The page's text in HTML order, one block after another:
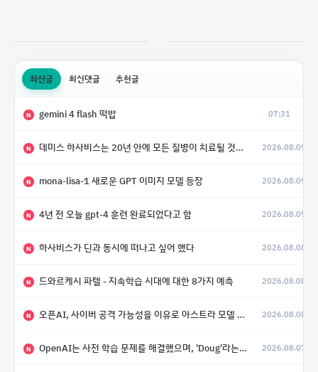
최신글 최신댓글 추천글
N gemini 4 flash 떡밥 07:31
N 데미스 하사비스는 20년 안에 모든 질병이 치료될 것으로 예상한다. (4)
2026.08.09
N mona-lisa-1 새로운 GPT 이미지 모델 등장 2026.08.09
N 4년 전 오늘 gpt-4 훈련 완료되었다고 함 2026.08.09
N 하사비스가 딘과 동시에 떠나고 싶어 했다 2026.08.08
N 드와르케시 파텔 - 지속학습 시대에 대한 8가지 예측 2026.08.08
N 오픈AI, 사이버 공격 가능성을 이유로 아스트라 모델 출시 연기 2026.08.08
N OpenAI는 사전 학습 문제를 해결했으며, 'Doug'라는 코드명을 가진 훨씬 더 큰 모델을 활발히 개발 중 2026.08.07